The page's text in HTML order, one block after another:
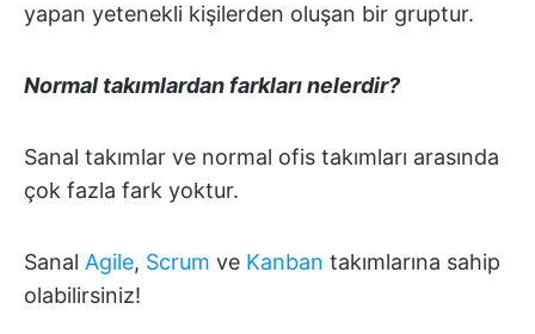
yapan yetenekli kişilerden oluşan bir gruptur.
Normal takımlardan farkları nelerdir?
Sanal takımlar ve normal ofis takımları arasında
çok fazla fark yoktur.
Sanal Agile, Scrum ve Kanban takımlarına sahip
olabilirsiniz!